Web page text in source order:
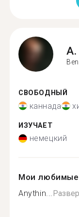
A.
СВОБОДНЫЙ
каннада
ИЗУЧАЕТ
немецкий
Мои любимые
Anythin...